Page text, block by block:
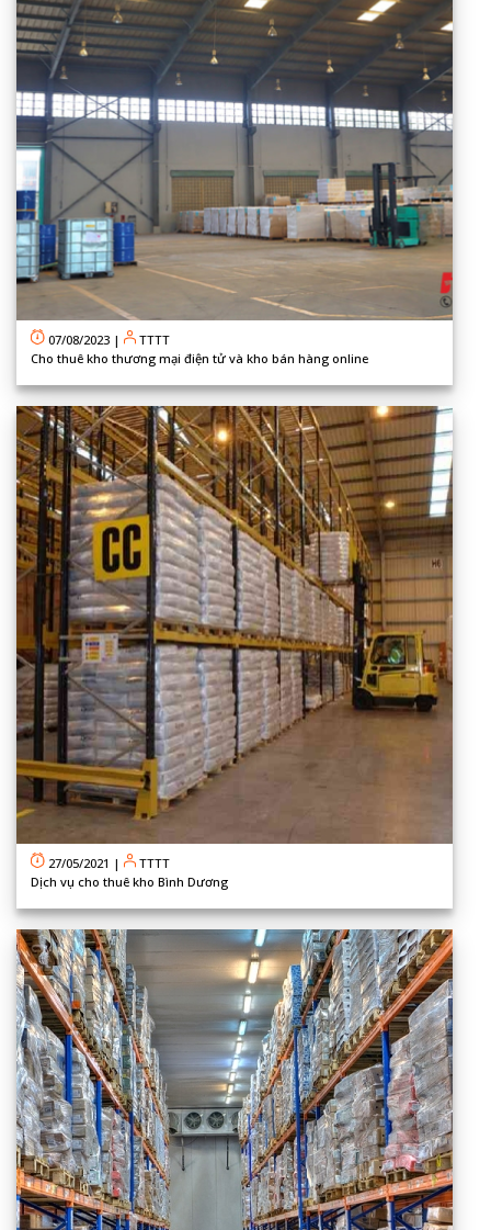
07/08/2023 |
TTTT
Cho thuê kho thương mại điện tử và kho bán hàng online
27/05/2021 |
TTTT
Dịch vụ cho thuê kho Bình Dương